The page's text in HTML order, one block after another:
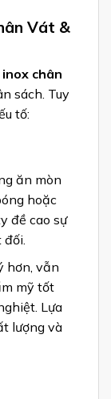
Vát &
chân
sách. Tuy
tố:
ăn mòn
hoặc
đề cao sự
hơn, vẫn
mỹ tốt
Lựa
lượng và